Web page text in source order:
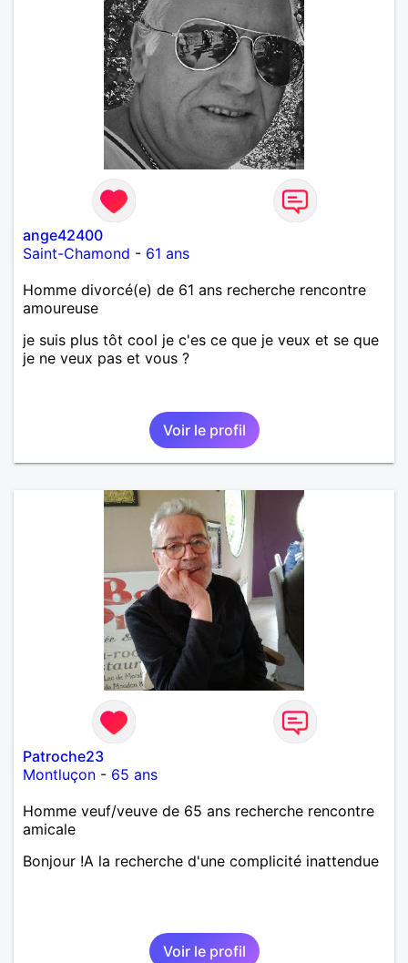
ange42400
Saint-Chamond - 61 ans
Homme divorcé(e) de 61 ans recherche rencontre
amoureuse
je suis plus tôt cool je c'es ce que je veux et se que
je ne veux pas et vous ?
Voir le profil
Patroche23
Montluçon - 65 ans
Homme veuf/veuve de 65 ans recherche rencontre
amicale
Bonjour !A la recherche d'une complicité inattendue
Voir le profil